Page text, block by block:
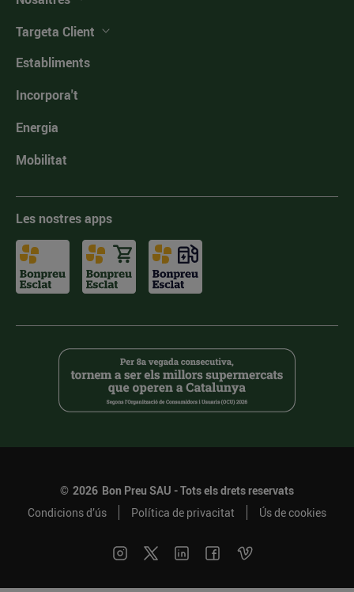
Targeta Client
Establiments
Incorpora't
Energia
Mobilitat
Les nostres apps
© 2026 Bon Preu SAU - Tots els drets reservats
Condicions d’ús
Política de privacitat Ús de cookies